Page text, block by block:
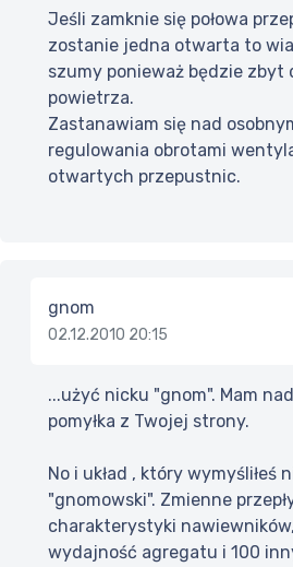
Jeśli zamknie się połowa
zostanie jedna otwarta to
szumy ponieważ będzie zbyt
powietrza.
Zastanawiam się nad
regulowania obrotami
otwartych przepustnic.
gnom
02.12.2010 20:15
...użyć nicku "gnom". Mam
pomyłka z Twojej strony.
No i układ , który wymyśliłeś
"gnomowski". Zmienne
charakterystyki
wydajność agregatu i 100